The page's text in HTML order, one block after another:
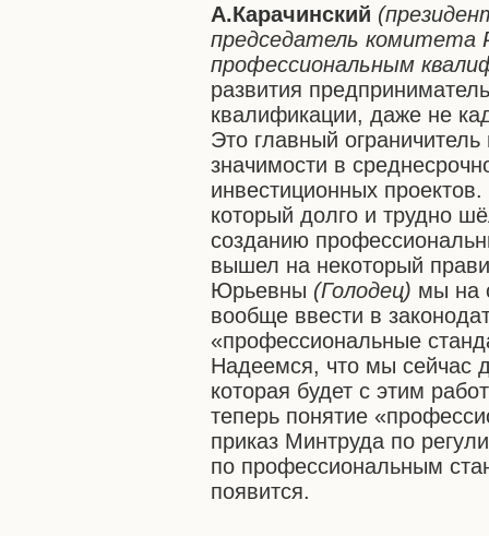
А.Карачинский
председатель комитета
профессиональным
развития
квалификации, даже не
Это главный
значимости в
инвестиционных
который долго и трудно
созданию
вышел на некоторый
Юрьевны (Голодец) мы на
вообще ввести в
«профессиональные
Надеемся, что мы сейчас
которая будет с этим
теперь понятие
приказ Минтруда по
по профессиональным
появится.